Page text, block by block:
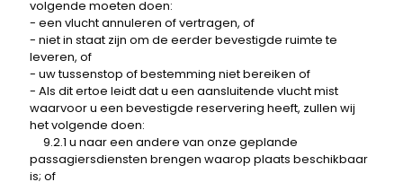
volgende moeten doen:
- een vlucht annuleren of vertragen, of
- niet in staat zijn om de eerder bevestigde ruimte te
leveren, of
- uw tussenstop of bestemming niet bereiken of
- Als dit ertoe leidt dat u een aansluitende vlucht mist
waarvoor u een bevestigde reservering heeft, zullen wij
het volgende doen:
9.2.1 u naar een andere van onze geplande
passagiersdiensten brengen waarop plaats beschikbaar
is; of